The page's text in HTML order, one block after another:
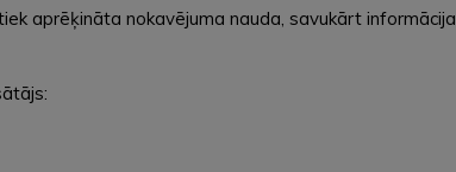
aprēķināta nokavējuma nauda, savukārt